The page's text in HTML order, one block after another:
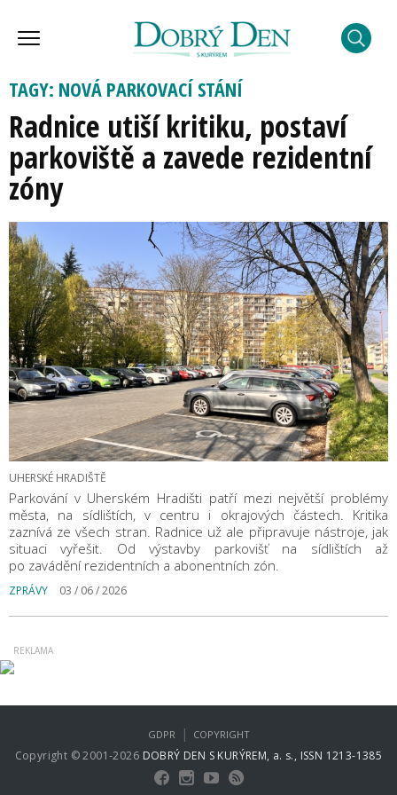
TAGY: NOVÁ PARKOVACÍ STÁNÍ
Radnice utiší kritiku, postaví
parkoviště a zavede rezidentní
zóny
UHERSKÉ HRADIŠTĚ
Parkování v Uherském Hradišti patří mezi největší problémy
města, na sídlištích, v centru i okrajových částech. Kritika
zaznívá ze všech stran. Radnice už ale připravuje nástroje, jak
situaci vyřešit. Od výstavby parkovišť na sídlištích až
po zavádění rezidentních a abonentních zón.
ZPRÁVY 03 / 06 / 2026
Copyright © 2001-2026 DOBRÝ DEN S KURÝREM, a. s., ISSN 1213-1385
GDPR | COPYRIGHT